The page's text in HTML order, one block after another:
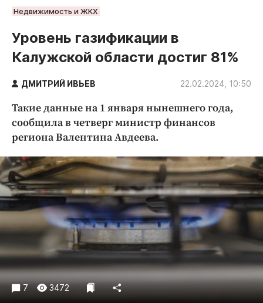
РУБРИКИ
Новости компаний
Статьи
Народные новости
Благоустройство
Криминал
Недвижимость и ЖКХ
Образование
Общество
Погода
Праздники
Происшествия
Экономика и бизнес
Недвижимость и ЖКХ
Уровень газификации в
Калужской области достиг 81%
ДМИТРИЙ ИВЬЕВ 22.02.2024, 10:50
Такие данные на 1 января нынешнего года,
сообщила в четверг министр финансов
региона Валентина Авдеева.
7 3472